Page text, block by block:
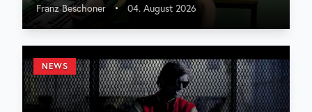
Franz Beschoner • 04. August 2026
NEWS